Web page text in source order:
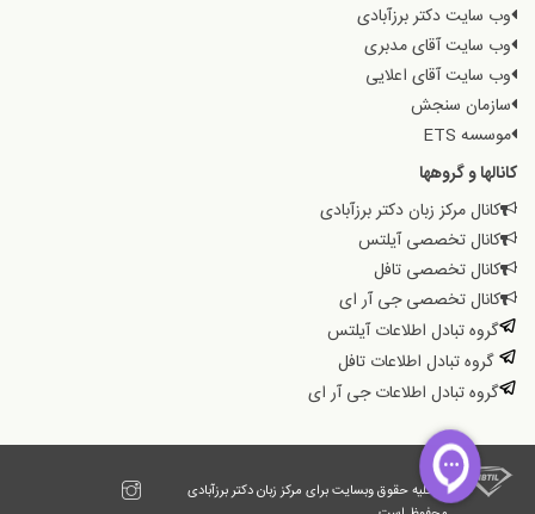
وب سایت دکتر برزآبادی
وب سایت آقای مدبری
وب سایت آقای اعلایی
سازمان سنجش
موسسه ETS
کانالها و گروهها
کانال مرکز زبان دکتر برزآبادی
کانال تخصصی آیلتس
کانال تخصصی تافل
کانال تخصصی جی آر ای
گروه تبادل اطلاعات آیلتس
گروه تبادل اطلاعات تافل
گروه تبادل اطلاعات جی آر ای
© کلیه حقوق وبسایت برای مرکز زبان دکتر برزآبادی